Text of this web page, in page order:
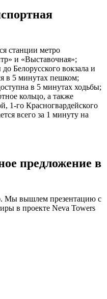
станции метро
и «Выставочная»;
Белорусского вокзала и
в 5 минутах пешком;
в 5 минутах ходьбы;
кольцо, а также
1-го Красногвардейского
всего за 1 минуту на
предложение в
Мы вышлем презентацию с
в проекте Neva Towers